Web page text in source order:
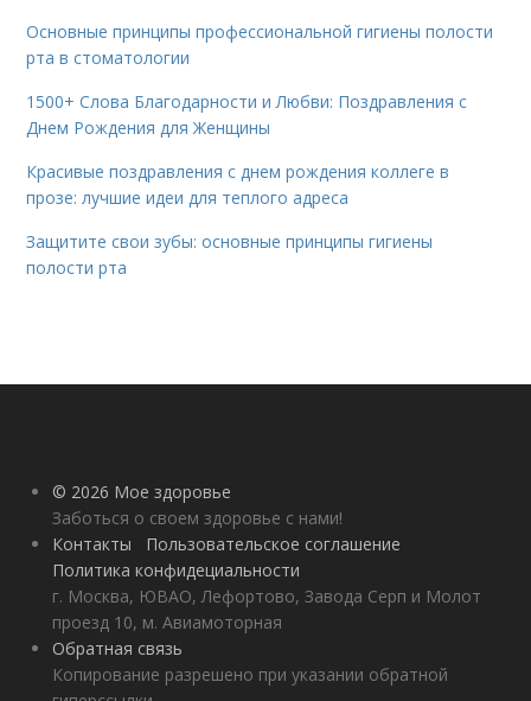
Основные принципы профессиональной гигиены полости
рта в стоматологии
1500+ Слова Благодарности и Любви: Поздравления с
Днем Рождения для Женщины
Красивые поздравления с днем рождения коллеге в
прозе: лучшие идеи для теплого адреса
Защитите свои зубы: основные принципы гигиены
полости рта
© 2026 Мое здоровье
Заботься о своем здоровье с нами!
Контакты
Пользовательское соглашение
Политика конфидециальности
г. Москва, ЮВАО, Лефортово, Завода Серп и Молот
проезд 10, м. Авиамоторная
Обратная связь
Копирование разрешено при указании обратной